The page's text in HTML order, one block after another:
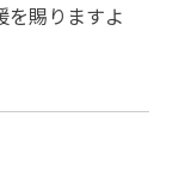
を賜りますよ